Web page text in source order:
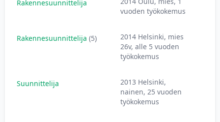
Rakennesuunnittelija
vuoden työkokemus
Rakennesuunnittelija (5)
2014 Helsinki, mies
26v, alle 5 vuoden
työkokemus
Suunnittelija
2013 Helsinki,
nainen, 25 vuoden
työkokemus